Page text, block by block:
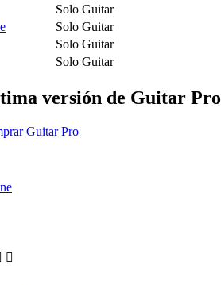
Solo Guitar
Solo Guitar
Solo Guitar
Solo Guitar
versión de Guitar Pro
Guitar Pro
